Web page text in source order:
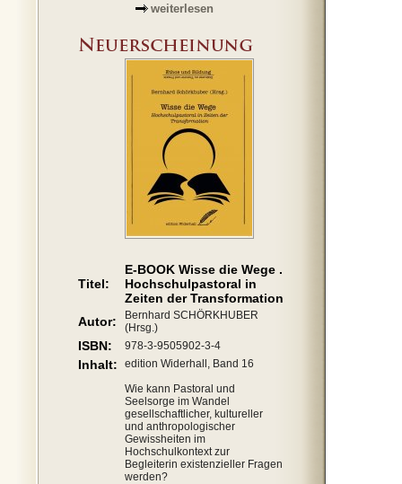
weiterlesen
Titel:
E-BOOK Wisse die Wege .
Hochschulpastoral in
Zeiten der Transformation
Autor:
Bernhard SCHÖRKHUBER
(Hrsg.)
ISBN: 978-3-9505902-3-4
Inhalt:
edition Widerhall, Band 16
Wie kann Pastoral und
Seelsorge im Wandel
gesellschaftlicher, kultureller
und anthropologischer
Gewissheiten im
Hochschulkontext zur
Begleiterin existenzieller Fragen
werden?